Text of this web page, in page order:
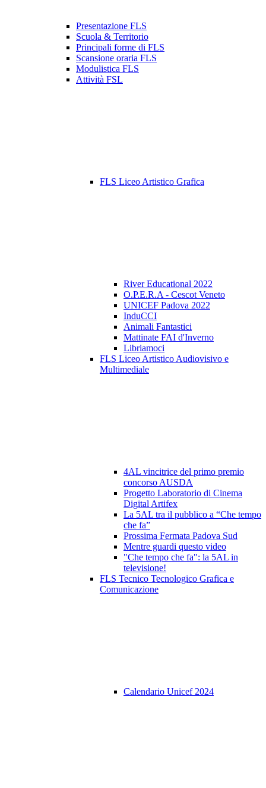
Presentazione FLS
Scuola & Territorio
Principali forme di FLS
Scansione oraria FLS
Modulistica FLS
Attività FSL
FLS Liceo Artistico Grafica
River Educational 2022
O.P.E.R.A - Cescot Veneto
UNICEF Padova 2022
InduCCI
Animali Fantastici
Mattinate FAI d'Inverno
Libriamoci
FLS Liceo Artistico Audiovisivo e
Multimediale
4AL vincitrice del primo premio
concorso AUSDA
Progetto Laboratorio di Cinema
Digital Artifex
La 5AL tra il pubblico a “Che tempo
che fa”
Prossima Fermata Padova Sud
Mentre guardi questo video
"Che tempo che fa": la 5AL in
televisione!
FLS Tecnico Tecnologico Grafica e
Comunicazione
Calendario Unicef 2024